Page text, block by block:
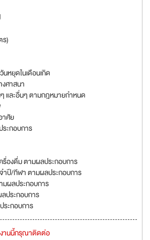
ร)
หยุดในเดือนเกิด
ศาสนา
และอื่นๆ ตามกฎหมายกำหนด
าศัย
ะกอบการ
รื่องดื่ม ตามผลประกอบการ
ำปี/กีฬา ตามผลประกอบการ
มผลประกอบการ
ประกอบการ
ระกอบการ
งานนี้กรุณาติดต่อ